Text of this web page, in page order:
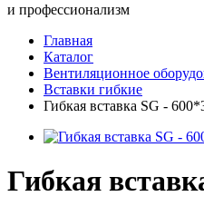
и профессионализм
Главная
Каталог
Вентиляционное
Вставки гибкие
Гибкая вставка SG -
Гибкая